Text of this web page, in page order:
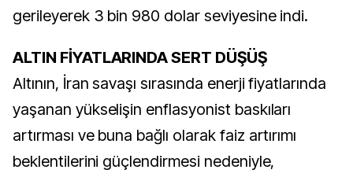
gerileyerek 3 bin 980 dolar seviyesine indi.
ALTIN FİYATLARINDA SERT DÜŞÜŞ
Altının, İran savaşı sırasında enerji fiyatlarında
yaşanan yükselişin enflasyonist baskıları
artırması ve buna bağlı olarak faiz artırımı
beklentilerini güçlendirmesi nedeniyle,